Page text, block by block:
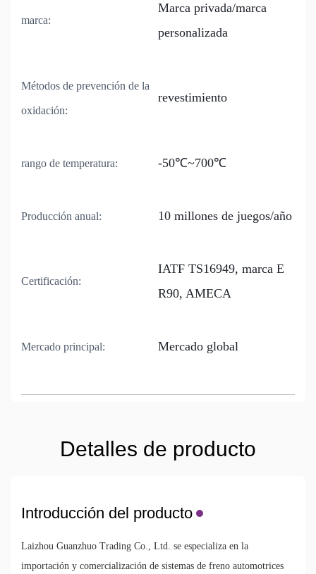
marca:
Marca privada/marca
personalizada
Métodos de prevención de la
oxidación:
revestimiento
rango de temperatura: -50℃~700℃
Producción anual: 10 millones de juegos/año
Certificación:
IATF TS16949, marca E
R90, AMECA
Mercado principal: Mercado global
Detalles de producto
Introducción del producto
Laizhou Guanzhuo Trading Co., Ltd. se especializa en la
importación y comercialización de sistemas de freno automotrices